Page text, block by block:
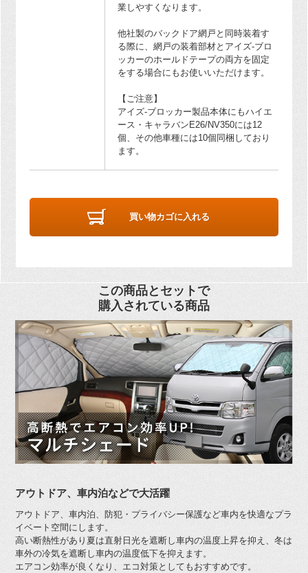
業しやすくなります。
他社製のバックドア網戸と同時装着す
る際に、網戸の装着部材とアイズ-ブロ
ッカーのホールドテープの両方を固定
をする場合にもお使いいただけます。
【ご注意】
アイズ-ブロッカー製品本体にもハイエ
ース・キャラバンE26/NV350には12
個、その他車種には10個同梱しており
ます。
買い物カゴに入れる
この商品とセットで
購入されている商品
アウトドア、車内泊などで大活躍
アウトドア、車内泊、防犯・プライバシー保護など車内を快適なプラ
イベート空間にします。
高い断熱性があり夏は直射日光を遮断し車内の温度上昇を抑え、冬は
車外の冷気を遮断し車内の温度低下を抑えます。
エアコン効率が良くなり、エコ対策としてもおすすめです。